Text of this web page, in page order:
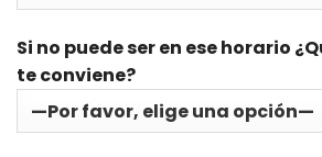
Si no puede ser en ese horario
te conviene?